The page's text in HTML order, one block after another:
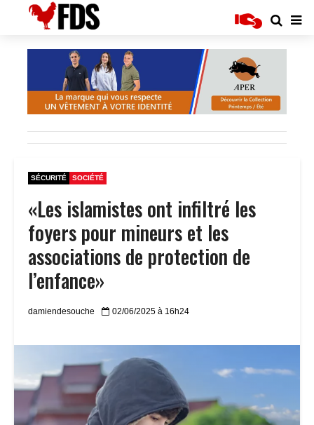
SÉCURITÉ SOCIÉTÉ
«Les islamistes ont infiltré les
foyers pour mineurs et les
associations de protection de
l’enfance»
damiendesouche 02/06/2025 à 16h24